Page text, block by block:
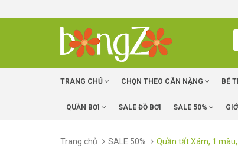
TRANG CHỦ CHỌN THEO CÂN NẶNG BÉ
QUẦN BƠI SALE ĐỒ BƠI SALE 50%
Trang chủ SALE 50% Quần tất Xám, 1